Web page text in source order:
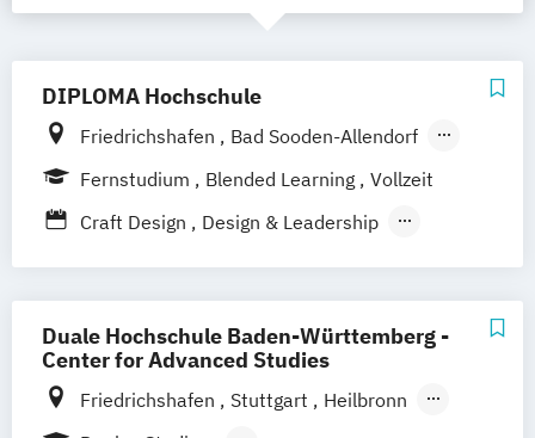
DIPLOMA Hochschule
Friedrichshafen
Bad Sooden-Allendorf
Aalen
Baden-Baden Berlin
Bonn
Leipzig
Mannheim München
Bochum
Kaiserslautern Wiesbaden Regenstauf
Dresden Hoyerswerda Magdeburg
Ostfildern Schwentinental / Kiel
Stein / Nürnberg Wuppertal
Prichsenstadt
Online-Campus
Fernstudium Blended Learning
Vollzeit
Craft Design
Design & Leadership
Informationsdesign – Fachkommunikation
für technische Produkte und Prozesse
Kommunikationsdesign
Duale Hochschule Baden-Württemberg -
Center for Advanced Studies
Friedrichshafen Stuttgart
Heilbronn
Bad Mergentheim